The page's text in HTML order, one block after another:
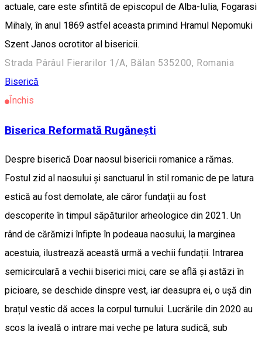
actuale, care este sfintită de episcopul de Alba-Iulia, Fogarasi
Mihaly, în anul 1869 astfel aceasta primind Hramul Nepomuki
Szent Janos ocrotitor al bisericii.
Strada Pârâul Fierarilor 1/A, Bălan 535200, Romania
Biserică
Închis
Biserica Reformată Rugănești
Despre biserică Doar naosul bisericii romanice a rămas.
Fostul zid al naosului și sanctuarul în stil romanic de pe latura
estică au fost demolate, ale căror fundații au fost
descoperite în timpul săpăturilor arheologice din 2021. Un
rând de cărămizi înfipte în podeaua naosului, la marginea
acestuia, ilustrează această urmă a vechii fundații. Intrarea
semicirculară a vechii biserici mici, care se află și astăzi în
picioare, se deschide dinspre vest, iar deasupra ei, o ușă din
brațul vestic dă acces la corpul turnului. Lucrările din 2020 au
scos la iveală o intrare mai veche pe latura sudică, sub